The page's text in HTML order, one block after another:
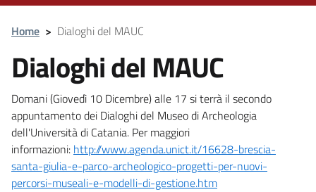
Home > Dialoghi del MAUC
Dialoghi del MAUC
Domani (Giovedì 10 Dicembre) alle 17 si terrà il secondo
appuntamento dei Dialoghi del Museo di Archeologia
dell'Università di Catania. Per maggiori
informazioni: http://www.agenda.unict.it/16628-brescia-
santa-giulia-e-parco-archeologico-progetti-per-nuovi-
percorsi-museali-e-modelli-di-gestione.htm